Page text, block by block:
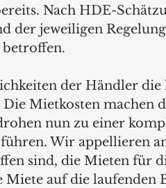
Nach HDE-
der jeweiligen
betroffen.
der Händler die
Mietkosten machen
nun zu einer
Wir appellieren
sind, die Mieten für
Miete auf die laufenden